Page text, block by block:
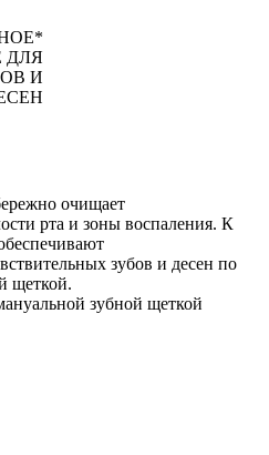
ДЛЯ
И
очищает
рта и зоны воспаления. К
зубов и десен по
щеткой.
зубной щеткой